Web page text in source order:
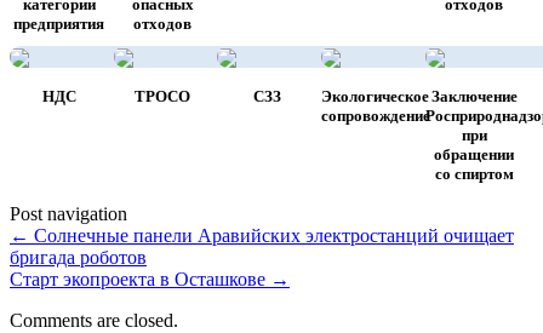
категории
предприятия
опасных
отходов
отходов
НДС ТРОСО СЗЗ
Экологическое
сопровождение
Заключение
при
обращении
со спиртом
Post navigation
← Солнечные панели Аравийских электростанций очищает
бригада роботов
Старт экопроекта в Осташкове →
Comments are closed.